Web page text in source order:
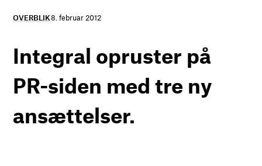
OVERBLIK8. februar 2012
Integral opruster på
PR-siden med tre ny
ansættelser.